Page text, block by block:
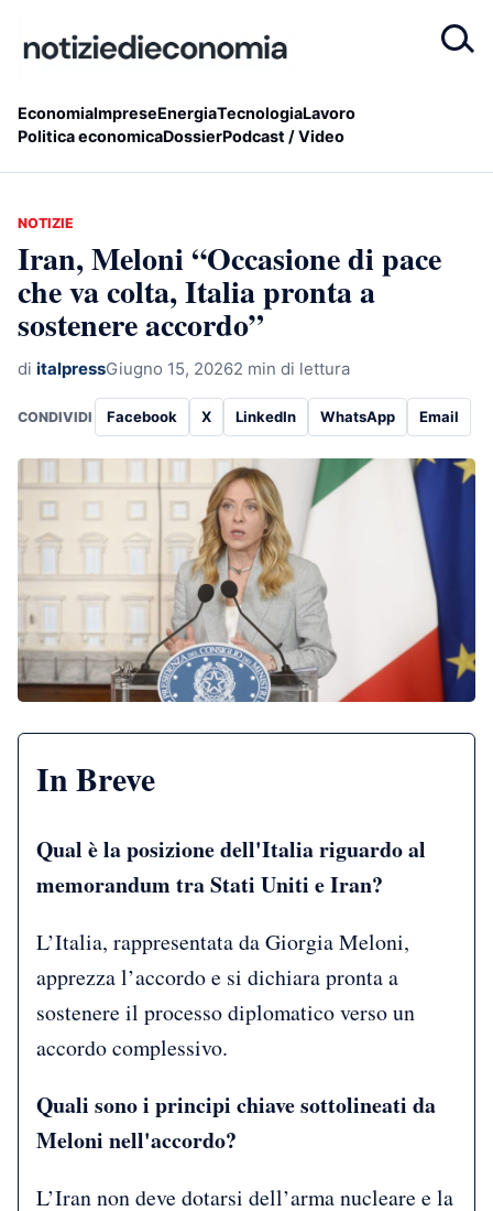
EconomiaImpreseEnergiaTecnologiaLavoro
Politica economicaDossierPodcast / Video
NOTIZIE
Iran, Meloni “Occasione di pace
che va colta, Italia pronta a
sostenere accordo”
di italpressGiugno 15, 20262 min di lettura
CONDIVIDI Facebook X LinkedIn WhatsApp Email
In Breve
Qual è la posizione dell'Italia riguardo al
memorandum tra Stati Uniti e Iran?
L’Italia, rappresentata da Giorgia Meloni,
apprezza l’accordo e si dichiara pronta a
sostenere il processo diplomatico verso un
accordo complessivo.
Quali sono i principi chiave sottolineati da
Meloni nell'accordo?
L’Iran non deve dotarsi dell’arma nucleare e la